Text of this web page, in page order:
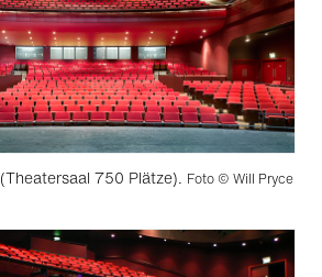
750 Plätze). Foto © Will Pryce